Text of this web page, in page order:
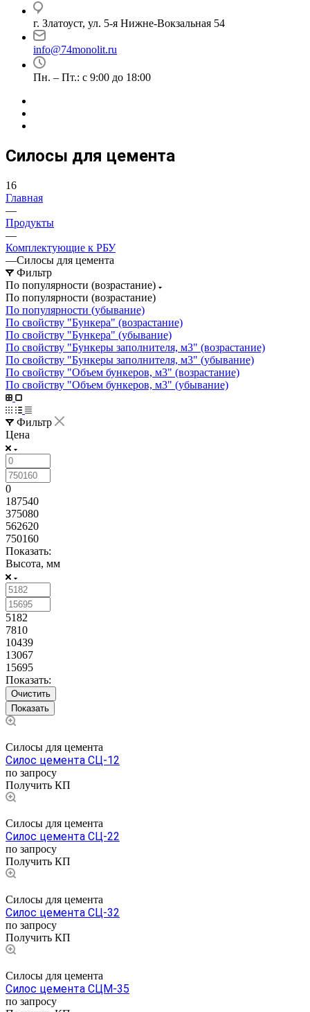
г. Златоуст, ул. 5-я Нижне-Вокзальная 54
info@74monolit.ru
Пн. – Пт.: с 9:00 до 18:00
Силосы для цемента
16
Главная
—
Продукты
—
Комплектующие к РБУ
—Силосы для цемента
Фильтр
По популярности (возрастание)
По популярности (возрастание)
По популярности (убывание)
По свойству "Бункера" (возрастание)
По свойству "Бункера" (убывание)
По свойству "Бункеры заполнителя, м3" (возрастание)
По свойству "Бункеры заполнителя, м3" (убывание)
По свойству "Объем бункеров, м3" (возрастание)
По свойству "Объем бункеров, м3" (убывание)
Фильтр
Цена
0
187540
375080
562620
750160
Показать:
Высота, мм
5182
7810
10439
13067
15695
Показать:
Очистить
Силосы для цемента
Силос цемента СЦ-12
по запросу
Получить КП
Силосы для цемента
Силос цемента СЦ-22
по запросу
Получить КП
Силосы для цемента
Силос цемента СЦ-32
по запросу
Получить КП
Силосы для цемента
Силос цемента СЦМ-35
по запросу